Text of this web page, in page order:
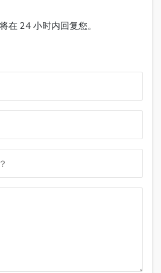
在 24 小时内回复您。